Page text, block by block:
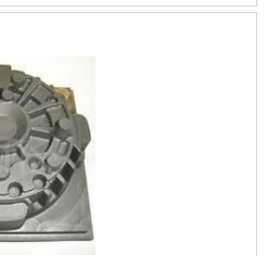
de corrente
do disjuntor
a máxima
tipo de
DISPOSITIVO É
manter o bom
disjuntores.